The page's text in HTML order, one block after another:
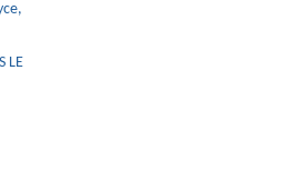
LE